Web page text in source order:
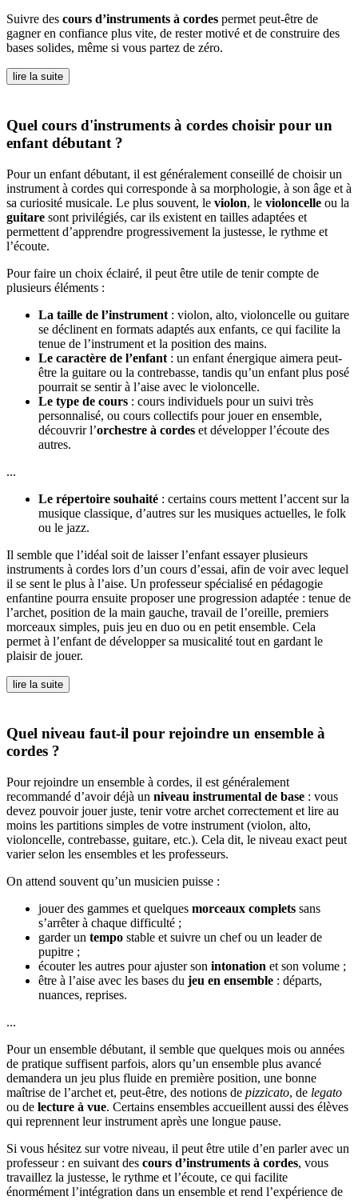
Suivre des cours d’instruments à cordes permet peut-être de
gagner en confiance plus vite, de rester motivé et de construire des
bases solides, même si vous partez de zéro.
lire la suite
Quel cours d'instruments à cordes choisir pour un
enfant débutant ?
Pour un enfant débutant, il est généralement conseillé de choisir un
instrument à cordes qui corresponde à sa morphologie, à son âge et à
sa curiosité musicale. Le plus souvent, le violon, le violoncelle ou la
guitare sont privilégiés, car ils existent en tailles adaptées et
permettent d’apprendre progressivement la justesse, le rythme et
l’écoute.
Pour faire un choix éclairé, il peut être utile de tenir compte de
plusieurs éléments :
La taille de l’instrument : violon, alto, violoncelle ou guitare
se déclinent en formats adaptés aux enfants, ce qui facilite la
tenue de l’instrument et la position des mains.
Le caractère de l’enfant : un enfant énergique aimera peut-
être la guitare ou la contrebasse, tandis qu’un enfant plus posé
pourrait se sentir à l’aise avec le violoncelle.
Le type de cours : cours individuels pour un suivi très
personnalisé, ou cours collectifs pour jouer en ensemble,
découvrir l’orchestre à cordes et développer l’écoute des
autres.
...
Le répertoire souhaité : certains cours mettent l’accent sur la
musique classique, d’autres sur les musiques actuelles, le folk
ou le jazz.
Il semble que l’idéal soit de laisser l’enfant essayer plusieurs
instruments à cordes lors d’un cours d’essai, afin de voir avec lequel
il se sent le plus à l’aise. Un professeur spécialisé en pédagogie
enfantine pourra ensuite proposer une progression adaptée : tenue de
l’archet, position de la main gauche, travail de l’oreille, premiers
morceaux simples, puis jeu en duo ou en petit ensemble. Cela
permet à l’enfant de développer sa musicalité tout en gardant le
plaisir de jouer.
lire la suite
Quel niveau faut-il pour rejoindre un ensemble à
cordes ?
Pour rejoindre un ensemble à cordes, il est généralement
recommandé d’avoir déjà un niveau instrumental de base : vous
devez pouvoir jouer juste, tenir votre archet correctement et lire au
moins les partitions simples de votre instrument (violon, alto,
violoncelle, contrebasse, guitare, etc.). Cela dit, le niveau exact peut
varier selon les ensembles et les professeurs.
On attend souvent qu’un musicien puisse :
jouer des gammes et quelques morceaux complets sans
s’arrêter à chaque difficulté ;
garder un tempo stable et suivre un chef ou un leader de
pupitre ;
écouter les autres pour ajuster son intonation et son volume ;
être à l’aise avec les bases du jeu en ensemble : départs,
nuances, reprises.
...
Pour un ensemble débutant, il semble que quelques mois ou années
de pratique suffisent parfois, alors qu’un ensemble plus avancé
demandera un jeu plus fluide en première position, une bonne
maîtrise de l’archet et, peut-être, des notions de pizzicato, de legato
ou de lecture à vue. Certains ensembles accueillent aussi des élèves
qui reprennent leur instrument après une longue pause.
Si vous hésitez sur votre niveau, il peut être utile d’en parler avec un
professeur : en suivant des cours d’instruments à cordes, vous
travaillez la justesse, le rythme et l’écoute, ce qui facilite
énormément l’intégration dans un ensemble et rend l’expérience de